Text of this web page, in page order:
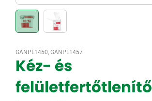
GANPL1450, GANPL1457
Kéz- és
felületfertőtlenítő